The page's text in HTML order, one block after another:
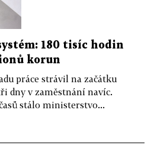
180 tisíc hodin
korun
práce strávil na začátku
dny v zaměstnání navíc.
stálo ministerstvo...